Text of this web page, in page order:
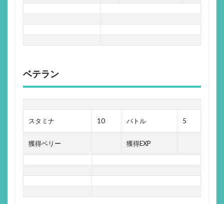
ベテラン
スタミナ 10 バトル 5
獲得ベリー 獲得EXP